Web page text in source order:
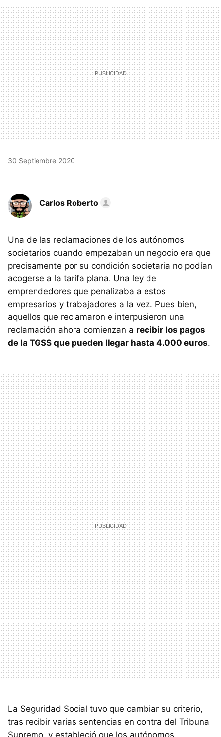
MAIL
30 Septiembre 2020
Carlos Roberto
Una de las reclamaciones de los autónomos
societarios cuando empezaban un negocio era que
precisamente por su condición societaria no podían
acogerse a la tarifa plana. Una ley de
emprendedores que penalizaba a estos
empresarios y trabajadores a la vez. Pues bien,
aquellos que reclamaron e interpusieron una
reclamación ahora comienzan a recibir los pagos
de la TGSS que pueden llegar hasta 4.000 euros.
La Seguridad Social tuvo que cambiar su criterio,
tras recibir varias sentencias en contra del Tribuna
Supremo, y estableció que los autónomos